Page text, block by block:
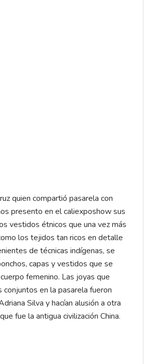
quien compartió pasarela con
presento en el caliexposhow sus
vestidos étnicos que una vez más
los tejidos tan ricos en detalle
de técnicas indígenas, se
capas y vestidos que se
femenino. Las joyas que
conjuntos en la pasarela fueron
Silva y hacían alusión a otra
fue la antigua civilización China.